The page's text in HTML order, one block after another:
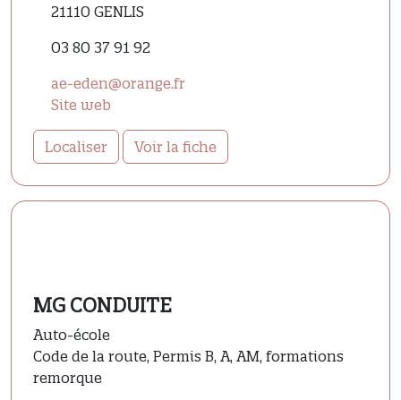
21110 GENLIS
03 80 37 91 92
ae-eden@orange.fr
Site web
Localiser Voir la fiche
MG CONDUITE
Auto-école
Code de la route, Permis B, A, AM, formations
remorque